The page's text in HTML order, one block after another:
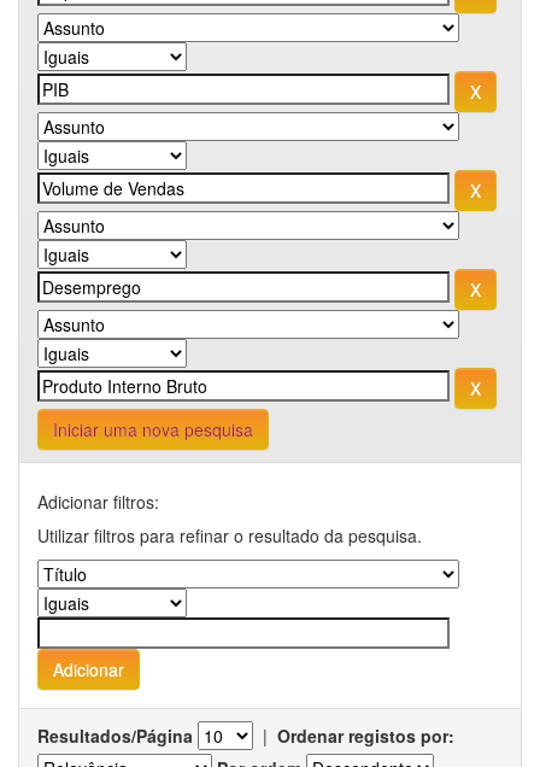
Iniciar uma nova pesquisa
Adicionar filtros:
Utilizar filtros para refinar o resultado da pesquisa.
Resultados/Página | Ordenar registos por: